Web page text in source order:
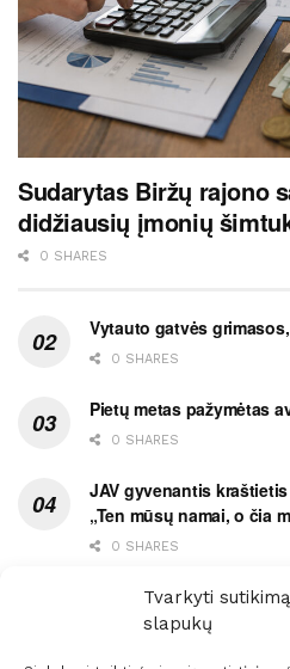
Tvarkyti
slapukų
Sudarytas Biržų rajono
didžiausių įmonių
0 SHARES
Vytauto gatvės
0 SHARES
Pietų metas pažymėtas
0 SHARES
JAV gyvenantis
„Ten mūsų namai, o čia
0 SHARES
Ypatingas dviejų medikių
0 SHARES